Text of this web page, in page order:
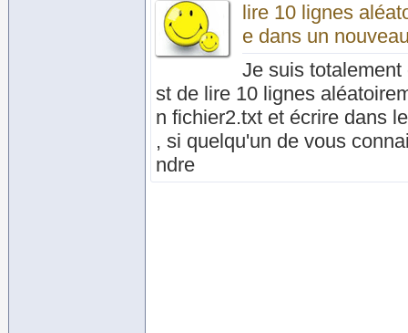
lire 10 lignes
e dans un
Je suis
st de lire 10 lignes
n fichier2.txt et écrire dans
, si quelqu'un de vous
ndre